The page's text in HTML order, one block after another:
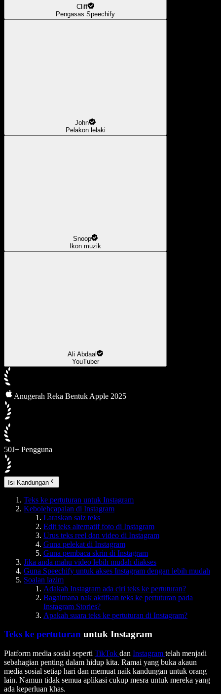
Cliff
Pengasas Speechify
John
Pelakon lelaki
Snoop
Ikon muzik
Ali Abdaal
YouTuber
Anugerah Reka Bentuk Apple 2025
50J+ Pengguna
Isi Kandungan
Teks ke pertuturan untuk Instagram
Kebolehcapaian di Instagram
Laraskan saiz teks
Edit teks alternatif foto di Instagram
Urus teks reel dan video di Instagram
Guna pelekat di Instagram
Guna pembaca skrin di Instagram
Jika anda mahu video lebih mudah diakses
Guna Speechify untuk akses Instagram dengan lebih mudah
Soalan lazim
Adakah Instagram ada ciri teks ke pertuturan?
Bagaimana nak aktifkan teks ke pertuturan pada
Instagram Stories?
Apakah suara teks ke pertuturan di Instagram?
Teks ke pertuturan untuk Instagram
Platform media sosial seperti TikTok dan Instagram telah menjadi
sebahagian penting dalam hidup kita. Ramai yang buka akaun
media sosial setiap hari dan memuat naik kandungan untuk orang
lain. Namun tidak semua aplikasi cukup mesra untuk mereka yang
ada keperluan khas.